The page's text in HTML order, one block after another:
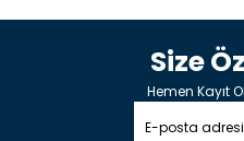
Size
Hemen Kayıt